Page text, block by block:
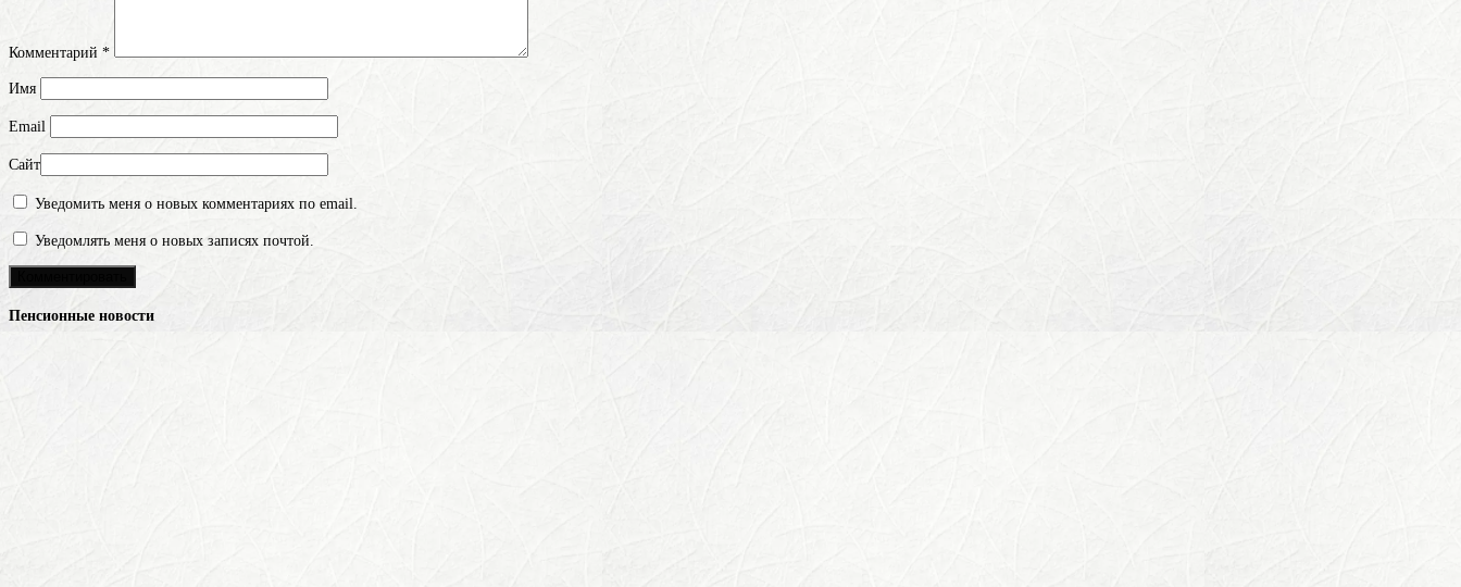
Комментарий *
Имя
Email
Сайт
Уведомить меня о новых комментариях по email.
Уведомлять меня о новых записях почтой.
Пенсионные новости